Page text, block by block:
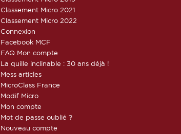
Classement Micro 2021
Classement Micro 2022
Connexion
Facebook MCF
FAQ Mon compte
La quille inclinable : 30 ans déjà !
Mess articles
MicroClass France
Modif Micro
Mon compte
Mot de passe oublié ?
Nouveau compte